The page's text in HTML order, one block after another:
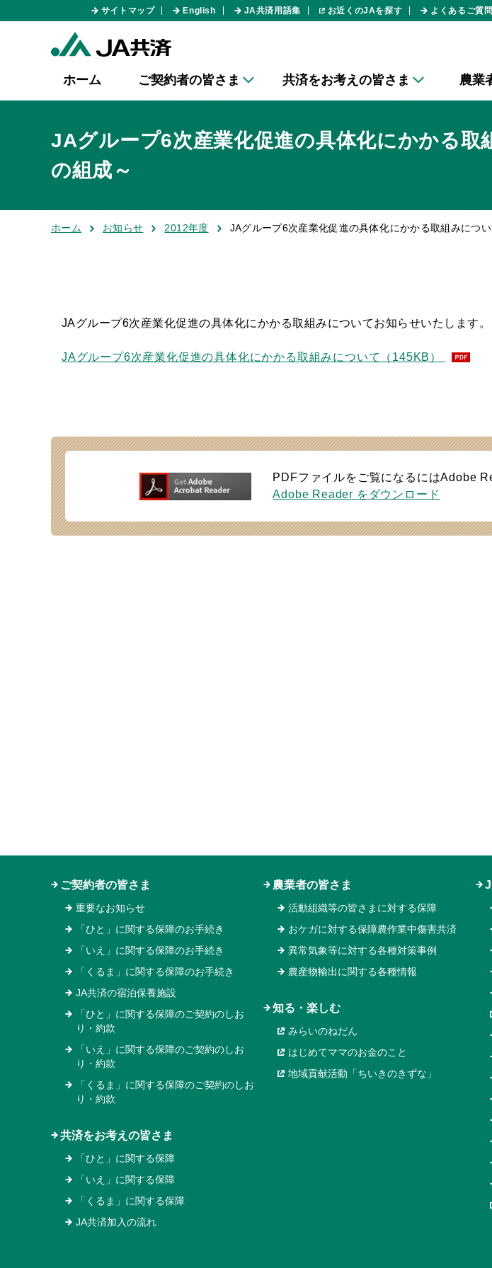
サイトマップ English JA共済用語集 お近くのJAを探す よくあるご質問
ホーム ご契約者の皆さま 共済をお考えの皆さま 農業
JAグループ6次産業化促進の具体化にかかる
の組成～
ホーム お知らせ 2012年度 JAグループ6次産業化促進の具体化にかかる取組みにつ
JAグループ6次産業化促進の具体化にかかる取組みについてお知らせいたします。
JAグループ6次産業化促進の具体化にかかる取組みについて（145KB）
PDFファイルをご覧になるにはAdobe
Adobe Reader をダウンロード
ご契約者の皆さま
重要なお知らせ
「ひと」に関する保障のお手続き
「いえ」に関する保障のお手続き
「くるま」に関する保障のお手続き
JA共済の宿泊保養施設
「ひと」に関する保障のご契約のしお
り・約款
「いえ」に関する保障のご契約のしお
り・約款
「くるま」に関する保障のご契約のしお
り・約款
共済をお考えの皆さま
「ひと」に関する保障
「いえ」に関する保障
「くるま」に関する保障
JA共済加入の流れ
農業者の皆さま
活動組織等の皆さまに対する保障
おケガに対する保障農作業中傷害共済
異常気象等に対する各種対策事例
農産物輸出に関する各種情報
知る・楽しむ
みらいのねだん
はじめてママのお金のこと
地域貢献活動「ちいきのきずな」